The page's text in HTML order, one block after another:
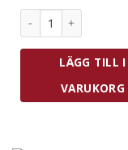
LÄGG TILL I
VARUKORG